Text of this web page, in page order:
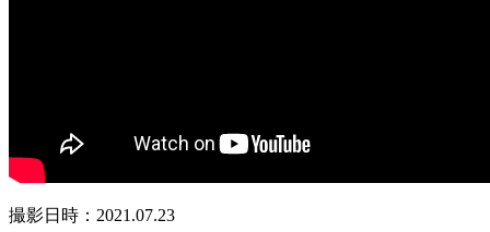
撮影日時：2021.07.23